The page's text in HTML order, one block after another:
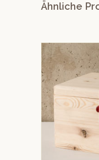
Ähnliche